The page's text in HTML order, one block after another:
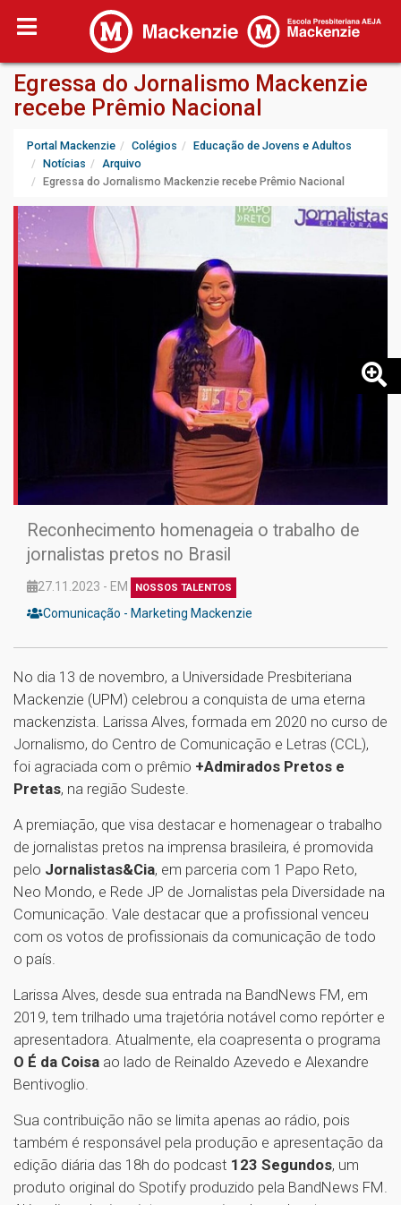
Egressa do Jornalismo Mackenzie
recebe Prêmio Nacional
Portal Mackenzie Colégios
Educação de Jovens e Adultos
Notícias
Arquivo
Egressa do Jornalismo Mackenzie recebe Prêmio Nacional
Reconhecimento homenageia o trabalho de
jornalistas pretos no Brasil
27.11.2023 - EM NOSSOS TALENTOS
Comunicação - Marketing Mackenzie
No dia 13 de novembro, a Universidade Presbiteriana
Mackenzie (UPM) celebrou a conquista de uma eterna
mackenzista. Larissa Alves, formada em 2020 no curso de
Jornalismo, do Centro de Comunicação e Letras (CCL),
foi agraciada com o prêmio +Admirados Pretos e
Pretas, na região Sudeste.
A premiação, que visa destacar e homenagear o trabalho
de jornalistas pretos na imprensa brasileira, é promovida
pelo Jornalistas&Cia, em parceria com 1 Papo Reto,
Neo Mondo, e Rede JP de Jornalistas pela Diversidade na
Comunicação. Vale destacar que a profissional venceu
com os votos de profissionais da comunicação de todo
o país.
Larissa Alves, desde sua entrada na BandNews FM, em
2019, tem trilhado uma trajetória notável como repórter e
apresentadora. Atualmente, ela coapresenta o programa
O É da Coisa ao lado de Reinaldo Azevedo e Alexandre
Bentivoglio.
Sua contribuição não se limita apenas ao rádio, pois
também é responsável pela produção e apresentação da
edição diária das 18h do podcast 123 Segundos, um
produto original do Spotify produzido pela BandNews FM.